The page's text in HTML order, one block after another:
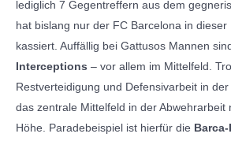
lediglich 7 Gegentreffern aus dem
hat bislang nur der FC Barcelona in dieser
kassiert. Auffällig bei Gattusos Mannen
Interceptions – vor allem im Mittelfeld.
Restverteidigung und Defensivarbeit in
das zentrale Mittelfeld in der Abwehrarbeit
Höhe. Paradebeispiel ist hierfür die